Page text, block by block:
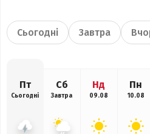
Сьогодні Завтра
Пт
Сьогодні
Сб
Завтра
Нд
09.08
Пн
10.08